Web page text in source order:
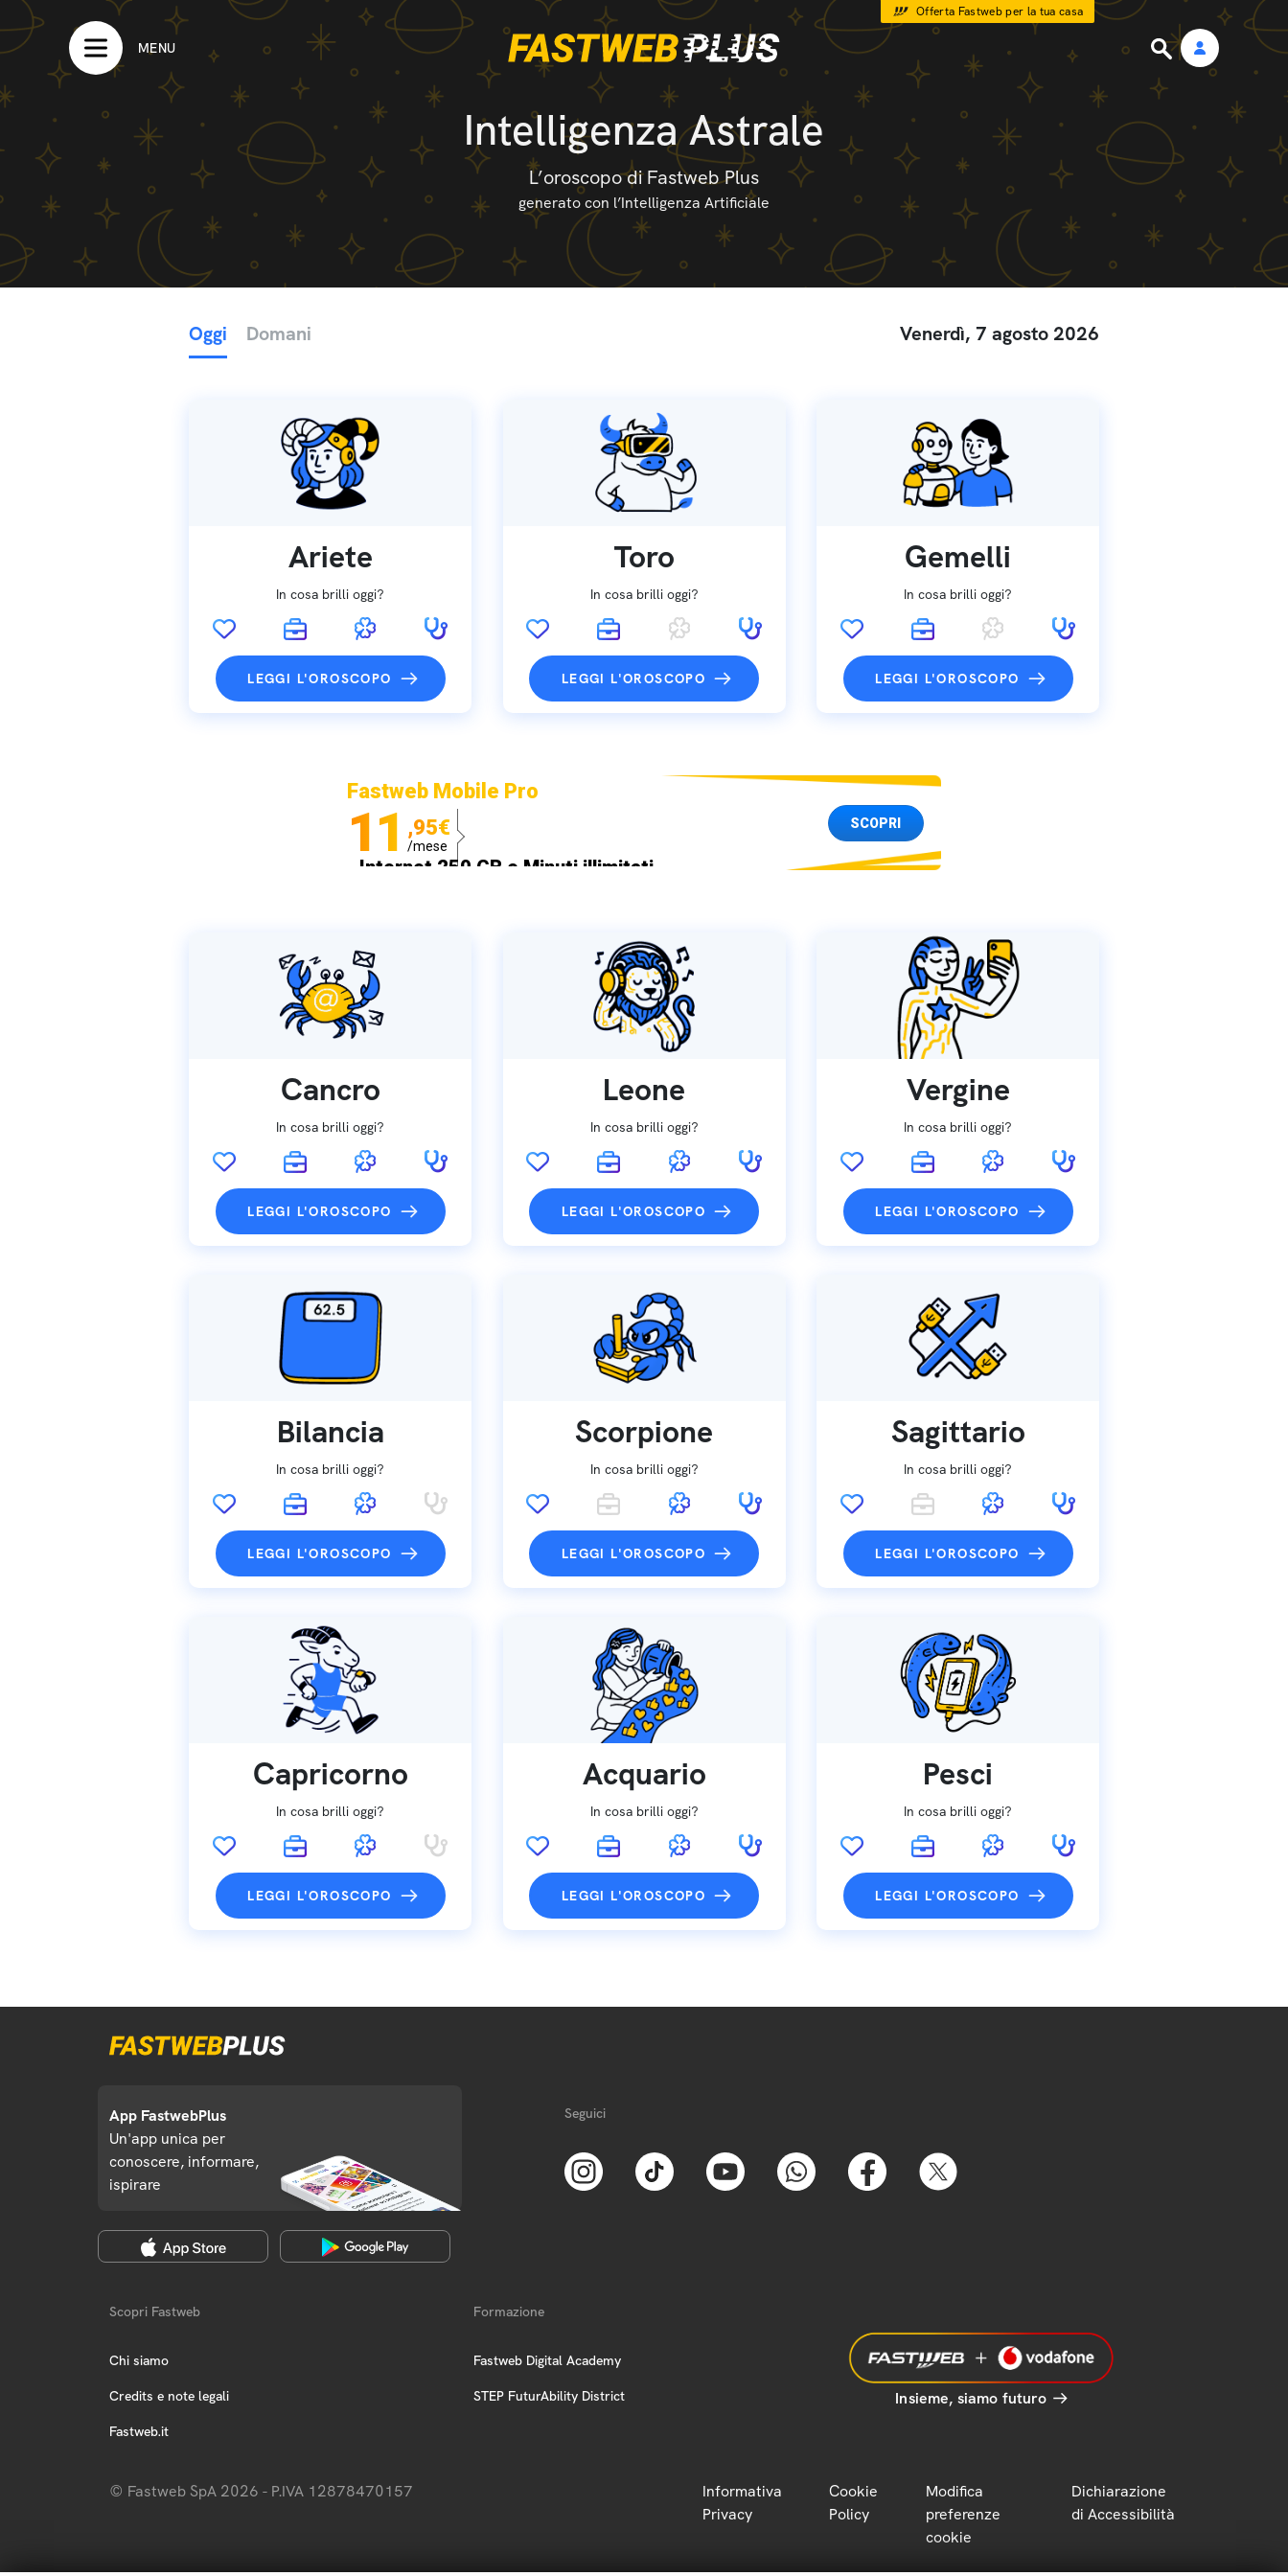
Offerta Fastweb per la tua casa
MENU
Intelligenza Astrale
L’oroscopo di Fastweb Plus
generato con l’Intelligenza Artificiale
Oggi Domani Venerdì, 7 agosto 2026
Ariete
In cosa brilli oggi?
LEGGI L'OROSCOPO
Toro
In cosa brilli oggi?
LEGGI L'OROSCOPO
Gemelli
In cosa brilli oggi?
LEGGI L'OROSCOPO
Fastweb Mobile Pro
11 ,95€
/mese
Internet 250 GB e Minuti illimitati
SCOPRI
Cancro
In cosa brilli oggi?
LEGGI L'OROSCOPO
Leone
In cosa brilli oggi?
LEGGI L'OROSCOPO
Vergine
In cosa brilli oggi?
LEGGI L'OROSCOPO
Bilancia
In cosa brilli oggi?
LEGGI L'OROSCOPO
Scorpione
In cosa brilli oggi?
LEGGI L'OROSCOPO
Sagittario
In cosa brilli oggi?
LEGGI L'OROSCOPO
Capricorno
In cosa brilli oggi?
LEGGI L'OROSCOPO
Acquario
In cosa brilli oggi?
LEGGI L'OROSCOPO
Pesci
In cosa brilli oggi?
LEGGI L'OROSCOPO
App FastwebPlus
Un'app unica per
conoscere, informare,
ispirare
Seguici
Scopri Fastweb
Chi siamo
Credits e note legali
Fastweb.it
Formazione
Fastweb Digital Academy
STEP FuturAbility District Insieme, siamo futuro
© Fastweb SpA 2026 - P.IVA 12878470157
Informativa
Privacy
Cookie
Policy
Modifica
preferenze
cookie
Dichiarazione
di Accessibilità